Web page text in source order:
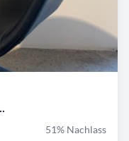
51% Nachlass